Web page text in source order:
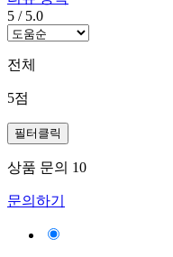
5 / 5.0
전체
5점
필터클릭
상품 문의 10
문의하기